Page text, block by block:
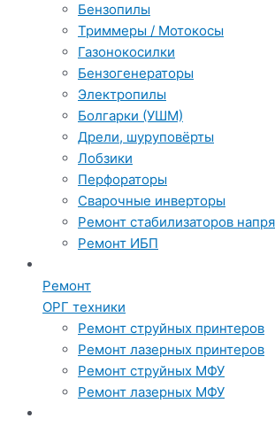
Бензопилы
Триммеры / Мотокосы
Газонокосилки
Бензогенераторы
Электропилы
Болгарки (УШМ)
Дрели, шуруповёрты
Лобзики
Перфораторы
Сварочные инверторы
Ремонт стабилизаторов
Ремонт ИБП
Ремонт
ОРГ техники
Ремонт струйных принтеров
Ремонт лазерных принтеров
Ремонт струйных МФУ
Ремонт лазерных МФУ